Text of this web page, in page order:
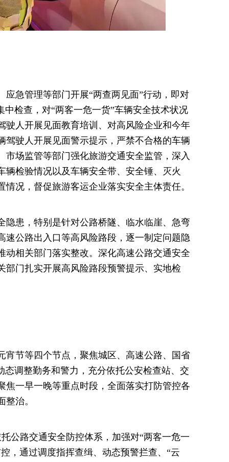
应急管理等部门开展“两查两见面”行动，即对
中检查，对“两客一危一货”车辆安全技术状况
驶人开展见面教育培训、对高风险企业和今年
驾驶人开展见面警示提示，严禁不合格的车辆
市场监管等部门强化旅游交通安全监管，深入
辆检验情况以及车辆安全带、安全锤、灭火
况，督促旅游客运企业落实安全主体责任。
隐患，特别是针对公路桥隧、临水临崖、急弯
速公路出入口等高风险路段，逐一制定问题隐
动相关部门落实整改。深化高速公路交通安全
部门扎实开展高风险路段预警提示、实地检
宵节等四个节点，聚焦城区、高速公路、国省
态调整勤务和警力，充分依托公安检查站、交
焦一早一晚等重点时段，全面落实打防管控各
治。
公路交通安全防控体系，加强对“两客一危一
，通过调度指挥查缉、动态预警拦查、“云